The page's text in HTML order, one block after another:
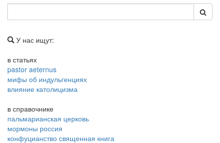
У нас ищут:
в статьях
pastor aeternus
мифы об индульгенциях
влияние католицизма
в справочнике
пальмарианская церковь
мормоны россия
конфуцианство священная книга